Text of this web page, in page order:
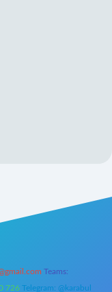
Teams:
726 Telegram: @karabul